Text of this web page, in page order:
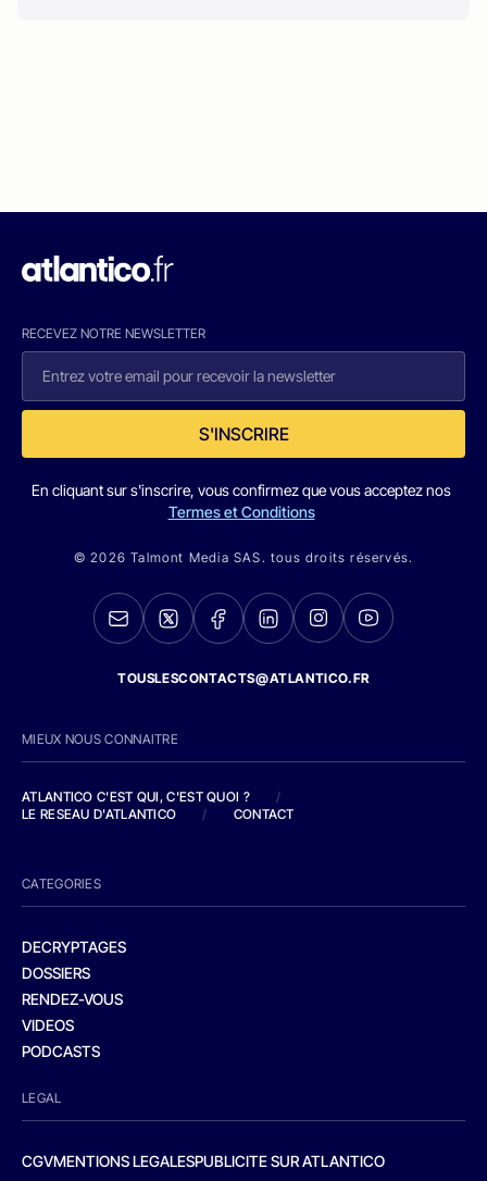
RECEVEZ NOTRE NEWSLETTER
S'INSCRIRE
En cliquant sur s'inscrire, vous confirmez que vous acceptez nos
Termes et Conditions
© 2026 Talmont Media SAS. tous droits réservés.
TOUSLESCONTACTS@ATLANTICO.FR
MIEUX NOUS CONNAITRE
ATLANTICO C'EST QUI, C'EST QUOI ?
/
LE RESEAU D'ATLANTICO
/ CONTACT
CATEGORIES
DECRYPTAGES
DOSSIERS
RENDEZ-VOUS
VIDEOS
PODCASTS
LEGAL
CGVMENTIONS LEGALESPUBLICITE SUR ATLANTICO